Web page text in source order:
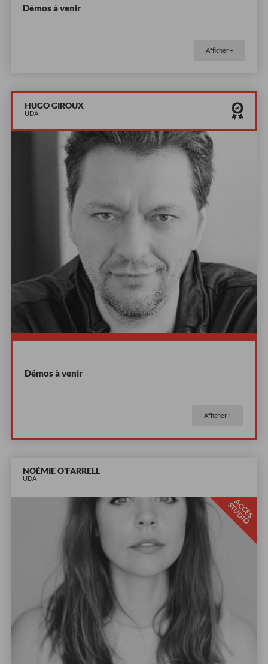
Démos à venir
Afficher +
HUGO GIROUX
UDA
Démos à venir
Afficher +
NOÉMIE O'FARRELL
UDA
A
C
C
È
S
S
T
U
D
I
O